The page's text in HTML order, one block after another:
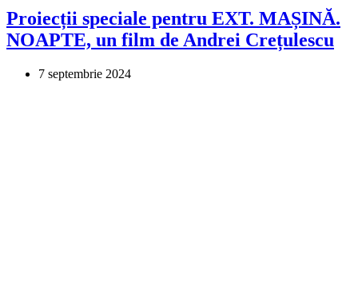
Proiecții speciale pentru EXT. MAȘINĂ.
NOAPTE, un film de Andrei Crețulescu
7 septembrie 2024